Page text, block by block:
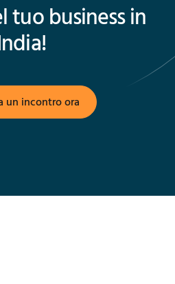
tuo business in
un incontro ora